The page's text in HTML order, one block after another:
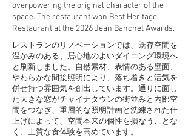
overpowering the original character of the
space. The restaurant won Best Heritage
Restaurant at the 2026 Jean Banchet Awards.
レストランのリノベーションでは、既存空間を
温かみのある、居心地のよいダイニング環境へ
と刷新しました。自然素材、表情のある壁面、
やわらかな間接照明により、落ち着きと活気を
併せ持つ雰囲気を創出しています。通りに面し
た大きな窓がチャイナタウンの街並みと内部空
間をつなぎ、重層的な照明計画と洗練された仕
上げによって、空間本来の個性を損なうことな
く、上質な食体験を高めています。